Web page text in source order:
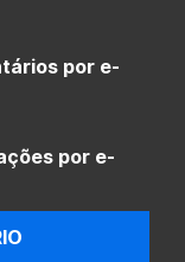
por e-
por e-